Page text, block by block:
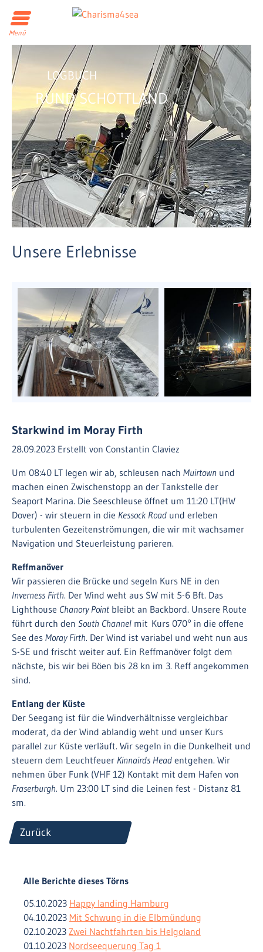
Menü
LOGBUCH
RUND SCHOTTLAND
Unsere Erlebnisse
Starkwind im Moray Firth
28.09.2023 Erstellt von Constantin Claviez
Um 08:40 LT legen wir ab, schleusen nach Muirtown und
machen einen Zwischenstopp an der Tankstelle der
Seaport Marina. Die Seeschleuse öffnet um 11:20 LT(HW
Dover) - wir steuern in die Kessock Road und erleben
turbulenten Gezeitenströmungen, die wir mit wachsamer
Navigation und Steuerleistung parieren.
Reffmanöver
Wir passieren die Brücke und segeln Kurs NE in den
Inverness Firth. Der Wind weht aus SW mit 5-6 Bft. Das
Lighthouse Chanory Point bleibt an Backbord. Unsere Route
führt durch den South Channel mit Kurs 070° in die offene
See des Moray Firth. Der Wind ist variabel und weht nun aus
S-SE und frischt weiter auf. Ein Reffmanöver folgt dem
nächste, bis wir bei Böen bis 28 kn im 3. Reff angekommen
sind.
Entlang der Küste
Der Seegang ist für die Windverhältnisse vergleichbar
moderat, da der Wind ablandig weht und unser Kurs
parallel zur Küste verläuft. Wir segeln in die Dunkelheit und
steuern dem Leuchtfeuer Kinnairds Head entgehen. Wir
nehmen über Funk (VHF 12) Kontakt mit dem Hafen von
Fraserburgh. Um 23:00 LT sind die Leinen fest - Distanz 81
sm.
Zurück
Alle Berichte dieses Törns
05.10.2023 Happy landing Hamburg
04.10.2023 Mit Schwung in die Elbmündung
02.10.2023 Zwei Nachtfahrten bis Helgoland
01.10.2023 Nordseequerung Tag 1